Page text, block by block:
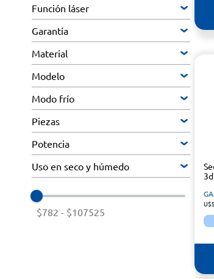
Función láser
Garantía
Material
Modelo
Modo frío
Piezas
Potencia
Uso en seco y húmedo
$782 - $107525
U$S